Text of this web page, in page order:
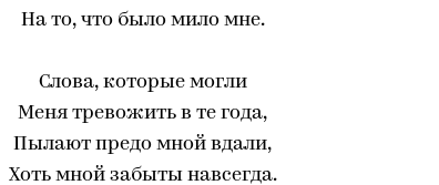
На то, что было мило мне.
Слова, которые могли
Меня тревожить в те года,
Пылают предо мной вдали,
Хоть мной забыты навсегда.